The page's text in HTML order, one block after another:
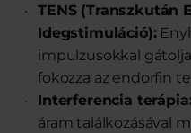
TENS (Transzkután
Idegstimuláció):
impulzusokkal
fokozza az endorfin
Interferencia
áram találkozásával